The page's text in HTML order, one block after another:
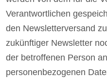
Verantwortlichen
den Newsletterversand
zukünftiger Newsletter
der betroffenen Person
personenbezogenen